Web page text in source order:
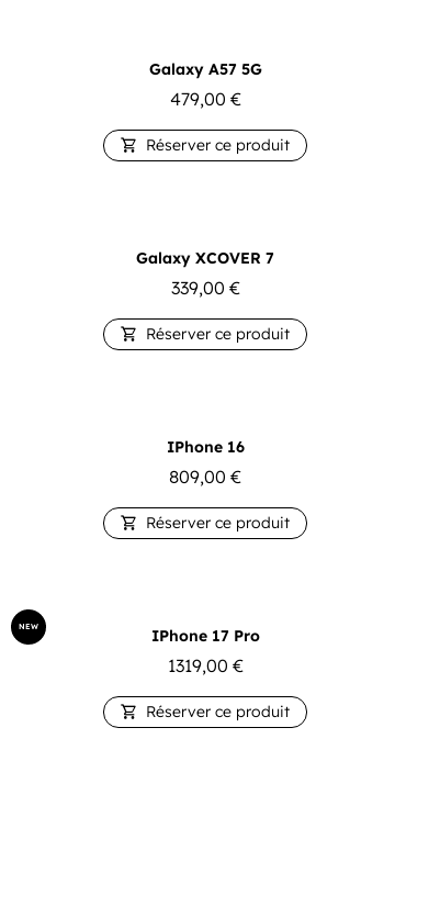
Galaxy A57 5G
479,00 €
 Réserver ce produit
Galaxy XCOVER 7
339,00 €
 Réserver ce produit
IPhone 16
809,00 €
 Réserver ce produit
NEW IPhone 17 Pro
1319,00 €
 Réserver ce produit